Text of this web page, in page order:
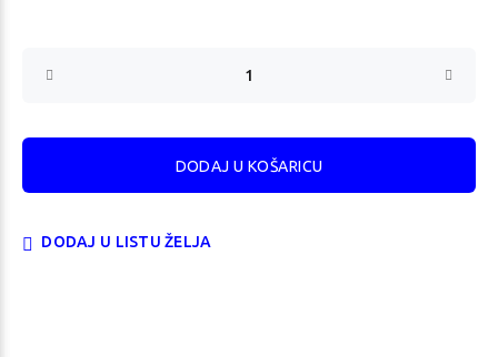
DODAJ U LISTU ŽELJA